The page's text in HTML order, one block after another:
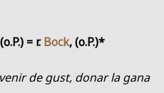
= r.Bock, (o.P.)*
de gust, donar la gana